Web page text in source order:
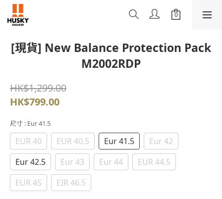
[現貨] New Balance Protection Pack
M2002RDP
HK$1,299.00
HK$799.00
尺寸 : Eur 41.5
EUR 40 EUR 40.5 Eur 41.5
Eur 42
Eur 42.5
Eur 43 Eur 44
EUR 44.5
EUR 45
EIR 46.5